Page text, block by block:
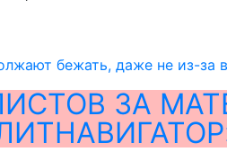
бежать, даже не из-за
ЗА